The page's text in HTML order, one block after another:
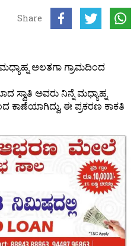
Share
ಅಲತಗಾ ಗ್ರಾಮದಿಂದ
ಸ್ವಾತಿ ಅವರು ನಿನ್ನೆ ಮಧ್ಯಾಹ್ನ
ಕಾಣೆಯಾಗಿದ್ದು, ಈ ಪ್ರಕರಣ ಕಾಕತಿ